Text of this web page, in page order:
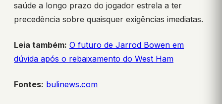
saúde a longo prazo do jogador estrela a ter
precedência sobre quaisquer exigências imediatas.
Leia também: O futuro de Jarrod Bowen em
dúvida após o rebaixamento do West Ham
Fontes: bulinews.com